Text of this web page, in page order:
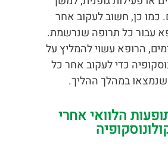
כמו כן, חשוב לעקוב אחר
עבור כל תרופה שנרשמת.
הרופא עשוי להמליץ על
כדי לעקוב אחר כל
שנמצאו במהלך ההליך.
הלוואי אחרי